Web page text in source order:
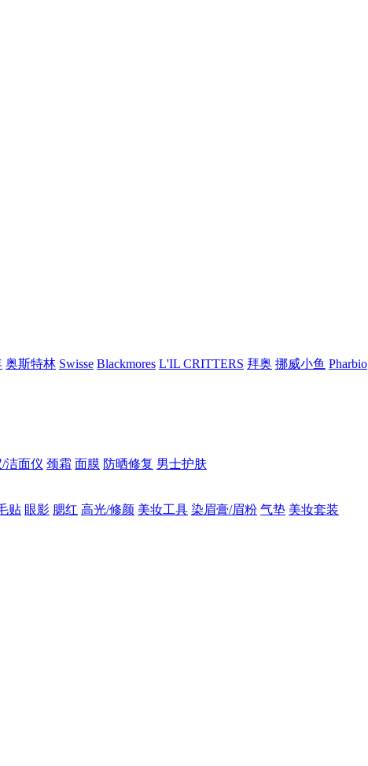
奥斯特林 Swisse Blackmores L'IL CRITTERS 拜奥 挪威小鱼 Pharbio
洁面仪 颈霜 面膜 防晒修复 男士护肤
贴 眼影 腮红 高光/修颜 美妆工具 染眉膏/眉粉 气垫 美妆套装